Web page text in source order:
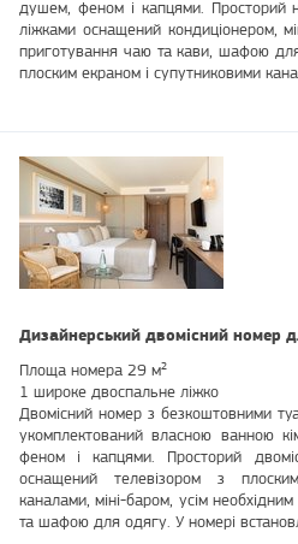
душем, феном і капцями. Просторий
ліжками оснащений кондиціонером,
приготування чаю та кави, шафою
плоским екраном і супутниковими
Дизайнерський двомісний номер
Площа номера 29 м²
1 широке двоспальне ліжко
Двомісний номер з безкоштовними
укомплектований власною ванною
феном і капцями. Просторий
оснащений телевізором з
каналами, міні-баром, усім
та шафою для одягу. У номері